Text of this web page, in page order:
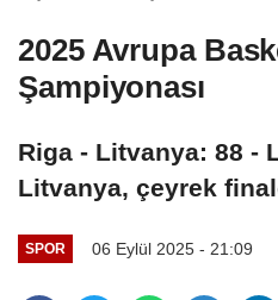
olup olmamaya
gelir. Elinizdeki en
onu kullanırsınız”
2025 Avrupa
Şampiyonası
Riga - Litvanya: 88 -
Litvanya, çeyrek
SPOR 06 Eylül 2025 - 21:09